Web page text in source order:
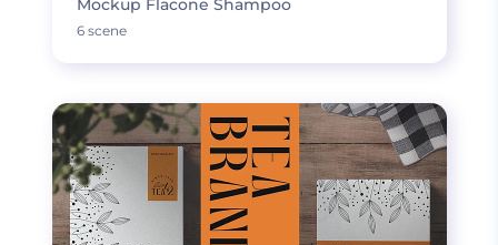
Mockup Flacone Shampoo
6 scene